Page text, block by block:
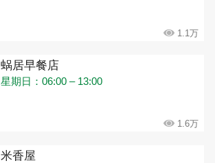
1.1万
蜗居早餐店
星期日：06:00 – 13:00
1.6万
米香屋